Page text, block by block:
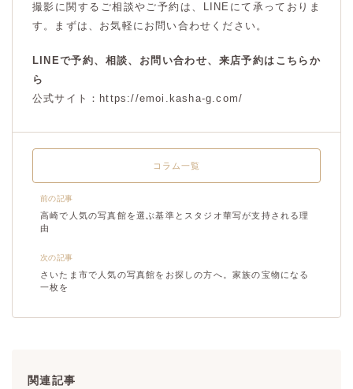
撮影に関するご相談やご予約は、LINEにて承っておりま
す。まずは、お気軽にお問い合わせください。
LINEで予約、相談、お問い合わせ、来店予約はこちらか
ら
公式サイト：https://emoi.kasha-g.com/
前の記事
高崎で人気の写真館を選ぶ基準とスタジオ華写が支持される理
由
コラム一覧
次の記事
さいたま市で人気の写真館をお探しの方へ。家族の宝物になる
一枚を
関連記事